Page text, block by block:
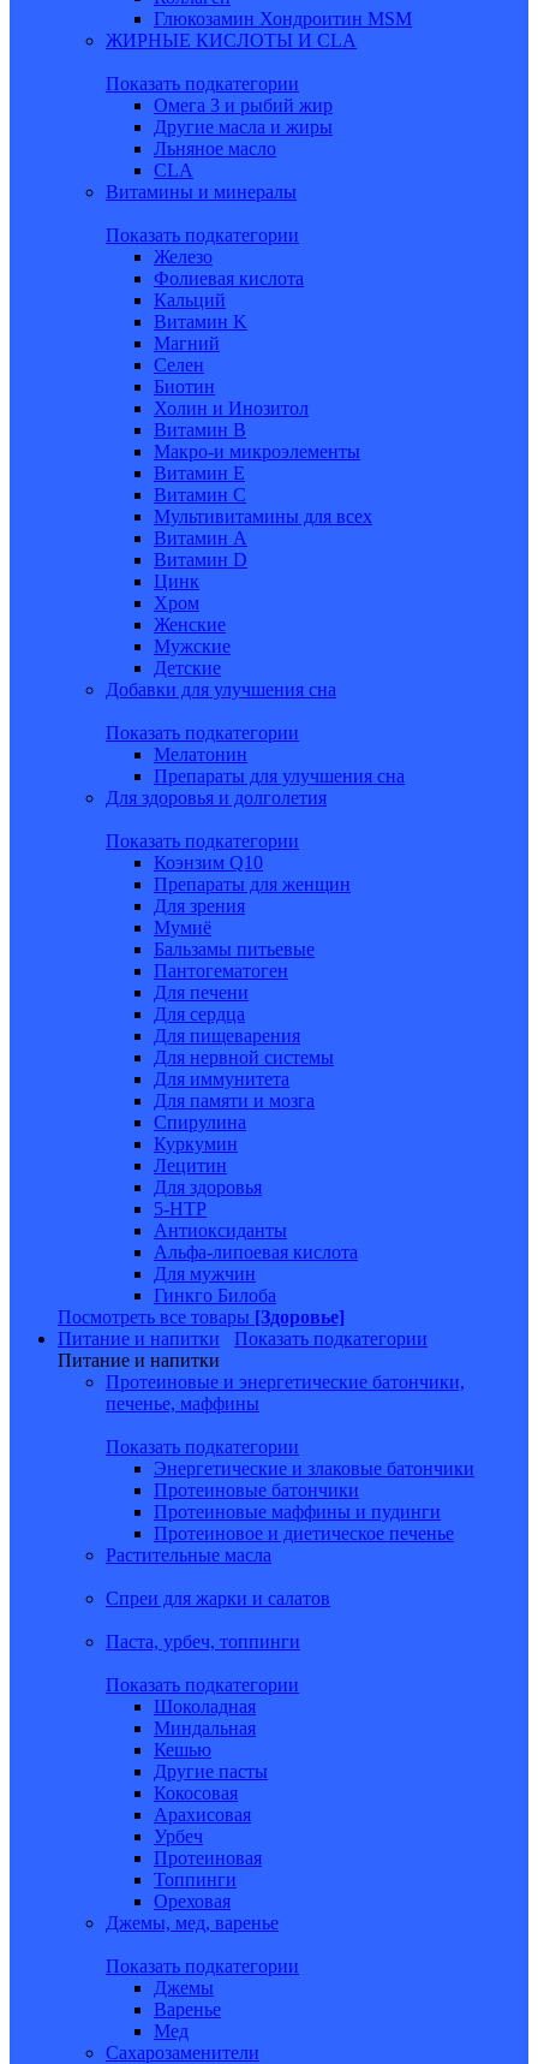
Глюкозамин Хондроитин MSM
ЖИРНЫЕ КИСЛОТЫ И CLA
Показать подкатегории
Омега 3 и рыбий жир
Другие масла и жиры
Льняное масло
CLA
Витамины и минералы
Показать подкатегории
Железо
Фолиевая кислота
Кальций
Витамин K
Магний
Селен
Биотин
Холин и Инозитол
Витамин B
Макро-и микроэлементы
Витамин Е
Витамин С
Мультивитамины для всех
Витамин A
Витамин D
Цинк
Хром
Женские
Мужские
Детские
Добавки для улучшения сна
Показать подкатегории
Мелатонин
Препараты для улучшения сна
Для здоровья и долголетия
Показать подкатегории
Коэнзим Q10
Препараты для женщин
Для зрения
Мумиё
Бальзамы питьевые
Пантогематоген
Для печени
Для сердца
Для пищеварения
Для нервной системы
Для иммунитета
Для памяти и мозга
Спирулина
Куркумин
Лецитин
Для здоровья
5-HTP
Антиоксиданты
Альфа-липоевая кислота
Для мужчин
Гинкго Билоба
Посмотреть все товары [Здоровье]
Питание и напитки
Показать подкатегории
Питание и напитки
Протеиновые и энергетические батончики,
печенье, маффины
Показать подкатегории
Энергетические и злаковые батончики
Протеиновые батончики
Протеиновые маффины и пудинги
Протеиновое и диетическое печенье
Растительные масла
Спреи для жарки и салатов
Паста, урбеч, топпинги
Показать подкатегории
Шоколадная
Миндальная
Кешью
Другие пасты
Кокосовая
Арахисовая
Урбеч
Протеиновая
Топпинги
Ореховая
Джемы, мед, варенье
Показать подкатегории
Джемы
Варенье
Мед
Сахарозаменители